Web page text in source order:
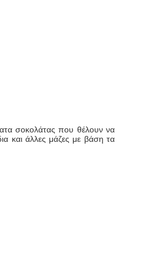
σοκολάτας που θέλουν να
και άλλες μάζες με βάση τα